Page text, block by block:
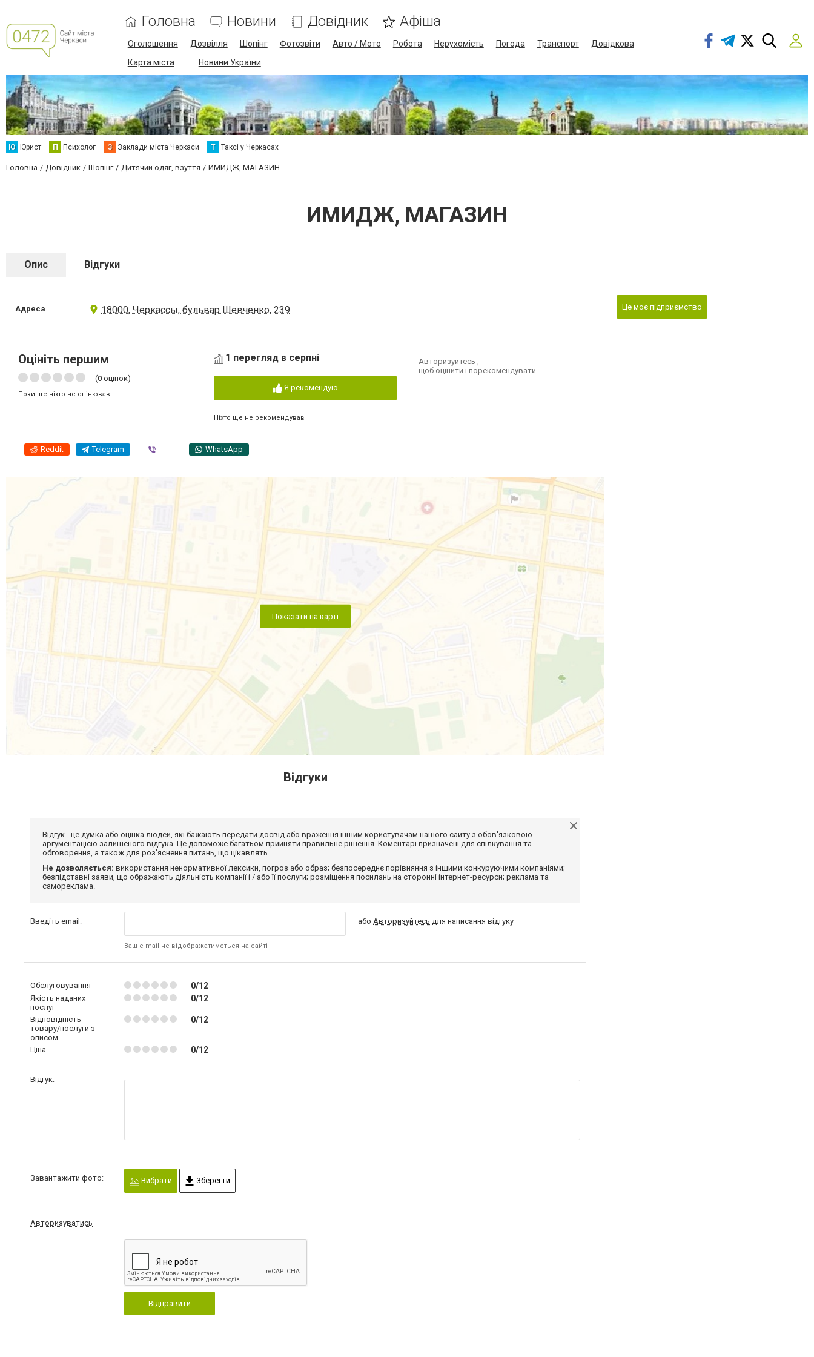
Головна Новини Довідник Афіша
Оголошення Дозвілля Шопінг Фотозвіти Авто / Мото Робота Нерухомість Погода Транспорт
Довідкова
Карта міста
Новини України
Ю Юрист П Психолог З Заклади міста Черкаси Т Таксі у Черкасах
Головна Довідник Шопінг Дитячий одяг, взуття ИМИДЖ, МАГАЗИН
ИМИДЖ, МАГАЗИН
Опис Відгуки
Адреса 18000, Черкассы, бульвар Шевченко, 239
Оцініть першим
(0 оцінок)
Поки ще ніхто не оцінював
1 перегляд в серпні
Я рекомендую
Ніхто ще не рекомендував
Авторизуйтесь,
щоб оцінити і порекомендувати
Reddit Telegram WhatsApp
Показати на карті
Це моє підприємство
Відгуки
Відгук - це думка або оцінка людей, які бажають передати досвід або враження іншим користувачам нашого сайту з обов'язковою
аргументацією залишеного відгука. Це допоможе багатьом прийняти правильне рішення. Коментарі призначені для спілкування та
обговорення, а також для роз'яснення питань, що цікавлять.
Не дозволяється: використання ненормативної лексики, погроз або образ; безпосереднє порівняння з іншими конкуруючими компаніями;
безпідставні заяви, що ображають діяльність компанії і / або її послуги; розміщення посилань на сторонні інтернет-ресурси; реклама та
самореклама.
Введіть email:
Ваш e-mail не відображатиметься на сайті
або Авторизуйтесь для написання відгуку
Обслуговування 0/12
Якість наданих
послуг
0/12
Відповідність
товару/послуги з
описом
0/12
Ціна 0/12
Відгук:
Завантажити фото: Вибрати Зберегти
Авторизуватись
Відправити